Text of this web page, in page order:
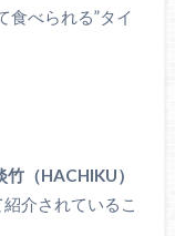
食べられる”タイ
竹（HACHIKU）
介されているこ